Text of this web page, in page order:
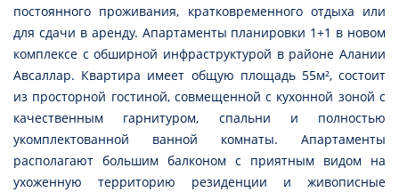
постоянного проживания, кратковременного отдыха или
для сдачи в аренду. Апартаменты планировки 1+1 в новом
комплексе с обширной инфраструктурой в районе Алании
Авсаллар. Квартира имеет общую площадь 55м², состоит
из просторной гостиной, совмещенной с кухонной зоной с
качественным гарнитуром, спальни и полностью
укомплектованной ванной комнаты. Апартаменты
располагают большим балконом с приятным видом на
ухоженную территорию резиденции и живописные